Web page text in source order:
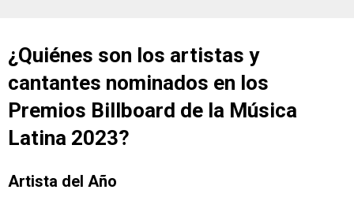
¿Quiénes son los artistas y
cantantes nominados en los
Premios Billboard de la Música
Latina 2023?
Artista del Año